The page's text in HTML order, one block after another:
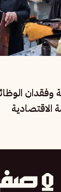
وفقدان
الاقتصادية